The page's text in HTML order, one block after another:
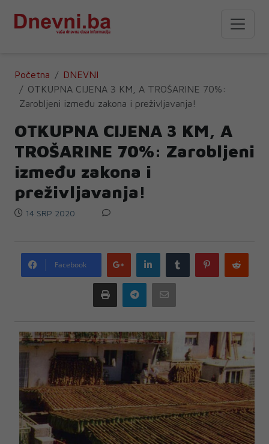
Početna
DNEVNI
OTKUPNA CIJENA 3 KM, A TROŠARINE 70%:
Zarobljeni između zakona i preživljavanja!
OTKUPNA CIJENA 3 KM, A
TROŠARINE 70%: Zarobljeni
između zakona i
preživljavanja!
14 SRP 2020
Facebook
Google
plus
LinkedIn Tumblr Pinterest
Print Telegram